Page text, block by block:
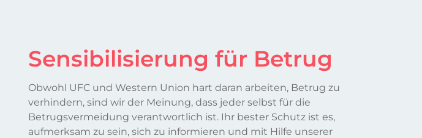
Sensibilisierung für Betrug
Obwohl UFC und Western Union hart daran arbeiten, Betrug zu
verhindern, sind wir der Meinung, dass jeder selbst für die
Betrugsvermeidung verantwortlich ist. Ihr bester Schutz ist es,
aufmerksam zu sein, sich zu informieren und mit Hilfe unserer